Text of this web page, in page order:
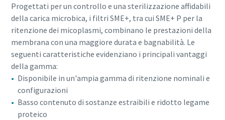
Progettati per un controllo e una sterilizzazione affidabili
della carica microbica, i filtri SME+, tra cui SME+ P per la
ritenzione dei micoplasmi, combinano le prestazioni della
membrana con una maggiore durata e bagnabilità. Le
seguenti caratteristiche evidenziano i principali vantaggi
della gamma:
Disponibile in un'ampia gamma di ritenzione nominali e
configurazioni
Basso contenuto di sostanze estraibili e ridotto legame
proteico